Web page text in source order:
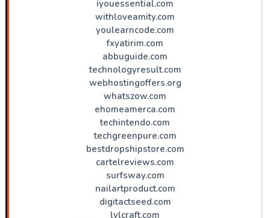
iyouessential.com
withloveamity.com
youlearncode.com
fxyatirim.com
abbuguide.com
technologyresult.com
webhostingoffers.org
whatszow.com
ehomeamerca.com
techintendo.com
techgreenpure.com
bestdropshipstore.com
cartelreviews.com
surfsway.com
nailartproduct.com
digitactseed.com
lvlcraft.com